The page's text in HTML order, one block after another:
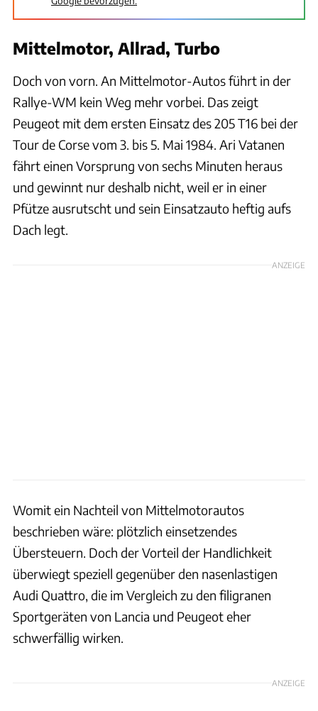
Mittelmotor, Allrad, Turbo
Doch von vorn. An Mittelmotor-Autos führt in der
Rallye-WM kein Weg mehr vorbei. Das zeigt
Peugeot mit dem ersten Einsatz des 205 T16 bei der
Tour de Corse vom 3. bis 5. Mai 1984. Ari Vatanen
fährt einen Vorsprung von sechs Minuten heraus
und gewinnt nur deshalb nicht, weil er in einer
Pfütze ausrutscht und sein Einsatzauto heftig aufs
Dach legt.
ANZEIGE
Womit ein Nachteil von Mittelmotorautos
beschrieben wäre: plötzlich einsetzendes
Übersteuern. Doch der Vorteil der Handlichkeit
überwiegt speziell gegenüber den nasenlastigen
Audi Quattro, die im Vergleich zu den filigranen
Sportgeräten von Lancia und Peugeot eher
schwerfällig wirken.
ANZEIGE